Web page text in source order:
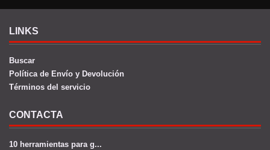
LINKS
Buscar
Política de Envío y Devolución
Términos del servicio
CONTACTA
10 herramientas para g...